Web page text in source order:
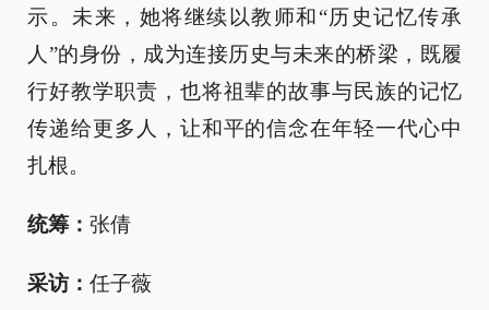
示。未来，她将继续以教师和“历史记忆传承
人”的身份，成为连接历史与未来的桥梁，既履
行好教学职责，也将祖辈的故事与民族的记忆
传递给更多人，让和平的信念在年轻一代心中
扎根。
统筹： 张倩
采访： 任子薇